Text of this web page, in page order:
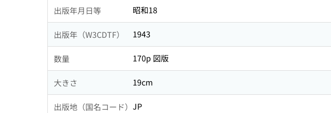
出版年月日等 昭和18
出版年（W3CDTF） 1943
数量 170p 図版
大きさ 19cm
出版地（国名コード） JP